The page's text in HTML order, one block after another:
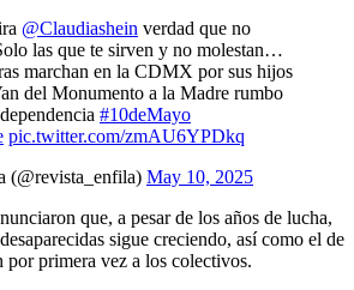
@Claudiashein verdad que no
las que te sirven y no molestan…
marchan en la CDMX por sus hijos
del Monumento a la Madre rumbo
#10deMayo
pic.twitter.com/zmAU6YPDkq
(@revista_enfila) May 10, 2025
que, a pesar de los años de lucha,
sigue creciendo, así como el de
por primera vez a los colectivos.